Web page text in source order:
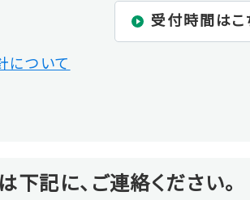
について
受付時間はこ
下記に、ご連絡ください。